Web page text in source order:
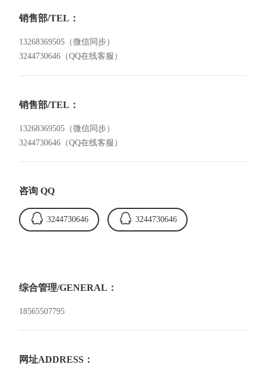
销售部/TEL：
13268369505（微信同步）
3244730646（QQ在线客服）
销售部/TEL：
13268369505（微信同步）
3244730646（QQ在线客服）
咨询 QQ
3244730646 3244730646
综合管理/GENERAL：
18565507795
网址ADDRESS：